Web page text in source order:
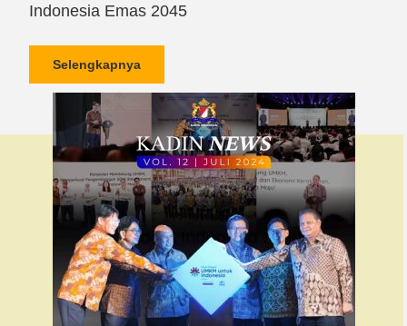
Indonesia Emas 2045
Selengkapnya